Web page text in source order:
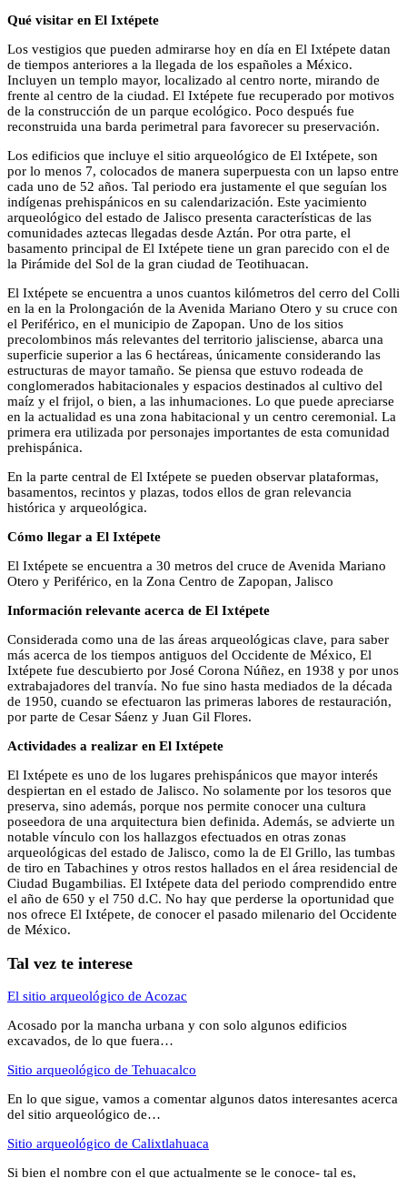
Qué visitar en El Ixtépete
Los vestigios que pueden admirarse hoy en día en El Ixtépete datan
de tiempos anteriores a la llegada de los españoles a México.
Incluyen un templo mayor, localizado al centro norte, mirando de
frente al centro de la ciudad. El Ixtépete fue recuperado por motivos
de la construcción de un parque ecológico. Poco después fue
reconstruida una barda perimetral para favorecer su preservación.
Los edificios que incluye el sitio arqueológico de El Ixtépete, son
por lo menos 7, colocados de manera superpuesta con un lapso entre
cada uno de 52 años. Tal periodo era justamente el que seguían los
indígenas prehispánicos en su calendarización. Este yacimiento
arqueológico del estado de Jalisco presenta características de las
comunidades aztecas llegadas desde Aztán. Por otra parte, el
basamento principal de El Ixtépete tiene un gran parecido con el de
la Pirámide del Sol de la gran ciudad de Teotihuacan.
El Ixtépete se encuentra a unos cuantos kilómetros del cerro del Colli
en la en la Prolongación de la Avenida Mariano Otero y su cruce con
el Periférico, en el municipio de Zapopan. Uno de los sitios
precolombinos más relevantes del territorio jalisciense, abarca una
superficie superior a las 6 hectáreas, únicamente considerando las
estructuras de mayor tamaño. Se piensa que estuvo rodeada de
conglomerados habitacionales y espacios destinados al cultivo del
maíz y el frijol, o bien, a las inhumaciones. Lo que puede apreciarse
en la actualidad es una zona habitacional y un centro ceremonial. La
primera era utilizada por personajes importantes de esta comunidad
prehispánica.
En la parte central de El Ixtépete se pueden observar plataformas,
basamentos, recintos y plazas, todos ellos de gran relevancia
histórica y arqueológica.
Cómo llegar a El Ixtépete
El Ixtépete se encuentra a 30 metros del cruce de Avenida Mariano
Otero y Periférico, en la Zona Centro de Zapopan, Jalisco
Información relevante acerca de El Ixtépete
Considerada como una de las áreas arqueológicas clave, para saber
más acerca de los tiempos antiguos del Occidente de México, El
Ixtépete fue descubierto por José Corona Núñez, en 1938 y por unos
extrabajadores del tranvía. No fue sino hasta mediados de la década
de 1950, cuando se efectuaron las primeras labores de restauración,
por parte de Cesar Sáenz y Juan Gil Flores.
Actividades a realizar en El Ixtépete
El Ixtépete es uno de los lugares prehispánicos que mayor interés
despiertan en el estado de Jalisco. No solamente por los tesoros que
preserva, sino además, porque nos permite conocer una cultura
poseedora de una arquitectura bien definida. Además, se advierte un
notable vínculo con los hallazgos efectuados en otras zonas
arqueológicas del estado de Jalisco, como la de El Grillo, las tumbas
de tiro en Tabachines y otros restos hallados en el área residencial de
Ciudad Bugambilias. El Ixtépete data del periodo comprendido entre
el año de 650 y el 750 d.C. No hay que perderse la oportunidad que
nos ofrece El Ixtépete, de conocer el pasado milenario del Occidente
de México.
Tal vez te interese
El sitio arqueológico de Acozac
Acosado por la mancha urbana y con solo algunos edificios
excavados, de lo que fuera…
Sitio arqueológico de Tehuacalco
En lo que sigue, vamos a comentar algunos datos interesantes acerca
del sitio arqueológico de…
Sitio arqueológico de Calixtlahuaca
Si bien el nombre con el que actualmente se le conoce- tal es,